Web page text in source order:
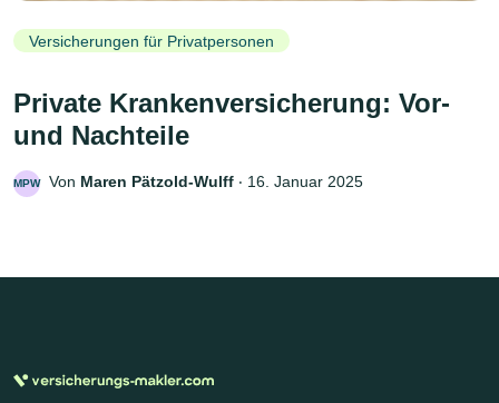
Versicherungen für Privatpersonen
Private Krankenversicherung: Vor-
und Nachteile
MPW Von Maren Pätzold-Wulff ‧ 16. Januar 2025